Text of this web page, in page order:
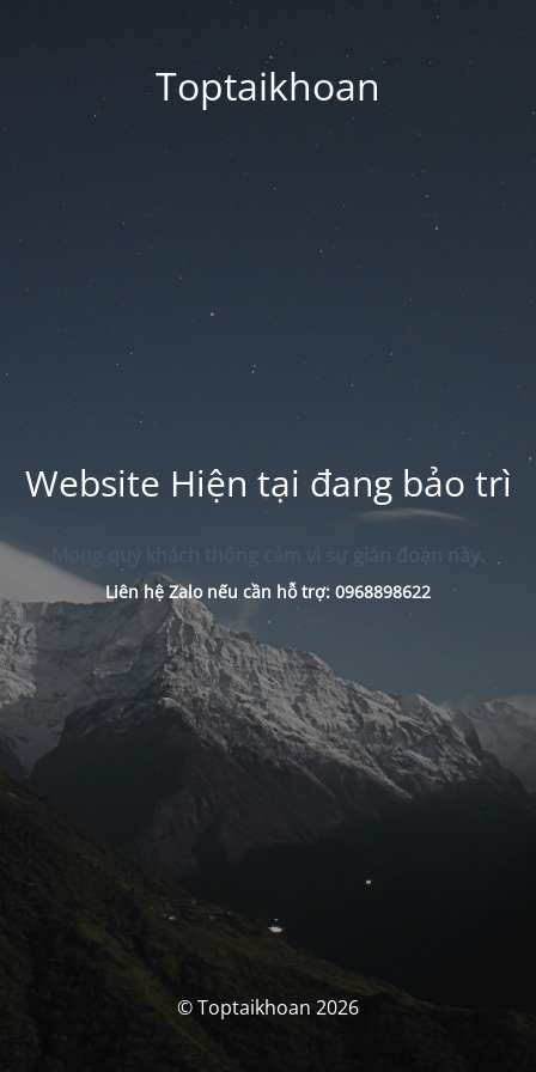
Toptaikhoan
Website Hiện tại đang bảo trì
Mong quý khách thông cảm vì sự gián đoạn này.
Liên hệ Zalo nếu cần hỗ trợ: 0968898622
© Toptaikhoan 2026